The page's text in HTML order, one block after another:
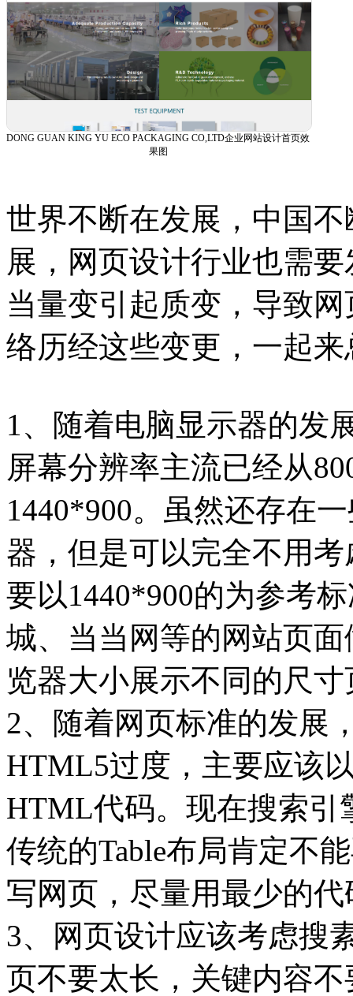
DONG GUAN KING YU ECO PACKAGING CO,LTD企业网站设计首页效
果图
世界不断在发展，中国
展，网页设计行业也需
当量变引起质变，导致
络历经这些变更，一起
1、随着电脑显示器的发
屏幕分辨率主流已经从
1440*900。虽然还存在
器，但是可以完全不用
要以1440*900的为参考
城、当当网等的网站页
览器大小展示不同的尺
2、随着网页标准的发展
HTML5过度，主要应该
HTML代码。现在搜索引
传统的Table布局肯定不
写网页，尽量用最少的
3、网页设计应该考虑搜
页不要太长，关键内容